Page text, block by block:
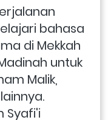
bahasa
di Mekkah
untuk
Malik,
Syafi'i